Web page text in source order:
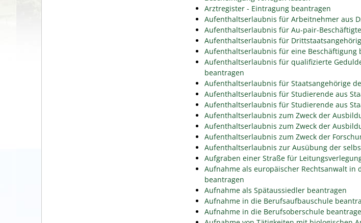
Arztregister - Eintragung beantragen
Aufenthaltserlaubnis für Arbeitnehmer aus
Aufenthaltserlaubnis für Au-pair-
Aufenthaltserlaubnis für
Aufenthaltserlaubnis für eine Beschäftigung
Aufenthaltserlaubnis für qualifizierte
beantragen
Aufenthaltserlaubnis für Staatsangehörige
Aufenthaltserlaubnis für Studierende aus
Aufenthaltserlaubnis für Studierende aus
Aufenthaltserlaubnis zum Zweck der
Aufenthaltserlaubnis zum Zweck der
Aufenthaltserlaubnis zum Zweck der
Aufenthaltserlaubnis zur Ausübung der
Aufgraben einer Straße für
Aufnahme als europäischer Rechtsanwalt in
beantragen
Aufnahme als Spätaussiedler beantragen
Aufnahme in die Berufsaufbauschule
Aufnahme in die Berufsoberschule